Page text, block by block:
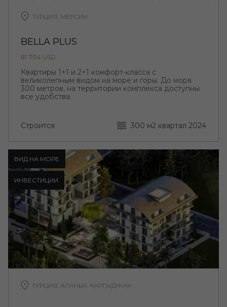
ТУРЦИЯ, МЕРСИН
BELLA PLUS
81 704 USD
Квартиры 1+1 и 2+1 комфорт-класса с
великолепным видом на море и горы. До моря
300 метров, на территории комплекса доступны
все удобства.
Строится 300 м2 квартал 2024
ВИД НА МОРЕ
ИНВЕСТИЦИИ
ТУРЦИЯ, АЛАНЬЯ, КАРГЫДЖАК